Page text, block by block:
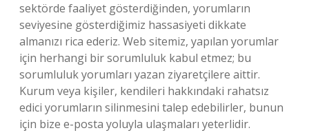
sektörde faaliyet gösterdiğinden, yorumların
seviyesine gösterdiğimiz hassasiyeti dikkate
almanızı rica ederiz. Web sitemiz, yapılan yorumlar
için herhangi bir sorumluluk kabul etmez; bu
sorumluluk yorumları yazan ziyaretçilere aittir.
Kurum veya kişiler, kendileri hakkındaki rahatsız
edici yorumların silinmesini talep edebilirler, bunun
için bize e-posta yoluyla ulaşmaları yeterlidir.